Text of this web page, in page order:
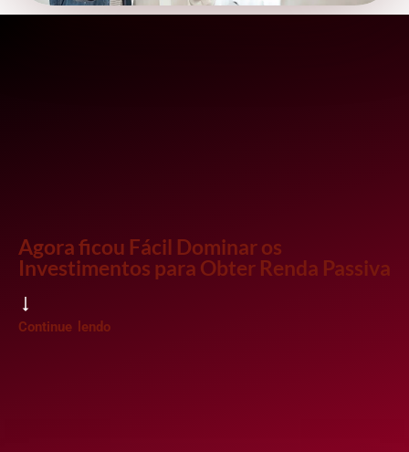
Agora ficou Fácil Dominar os
Investimentos para Obter Renda Passiva
Continue lendo